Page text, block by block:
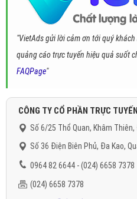
"VietAds gửi lời cảm ơn tới quý
quảng cáo trực tuyến hiệu quả suốt
FAQPage"
CÔNG TY CỔ PHẦN TRỰC
Số 6/25 Thổ Quan, Khâm
Số 36 Điện Biên Phủ, Đa Kao,
0964 82 6644 - (024) 6658 7378
(024) 6658 7378